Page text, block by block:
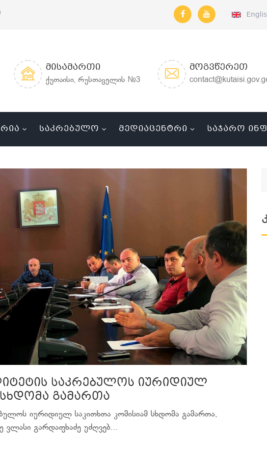
ᲛᲘᲡᲐᲛᲐᲠᲗᲘ
ქუთაისი, რუსთაველის №3
ᲛᲝᲒᲕᲬᲔᲠᲔᲗ
ᲡᲐᲙᲠᲔᲑᲣᲚᲝ ᲛᲔᲓᲘᲐᲪᲔᲜᲢᲠᲘ ᲡᲐᲯᲐᲠᲝ
საკრებულოს იურიდიულ
გამართა
იურიდიულ საკითხთა კომისიამ სხდომა გამართა,
ვლასი გარდაფხაძე უძღვებ...